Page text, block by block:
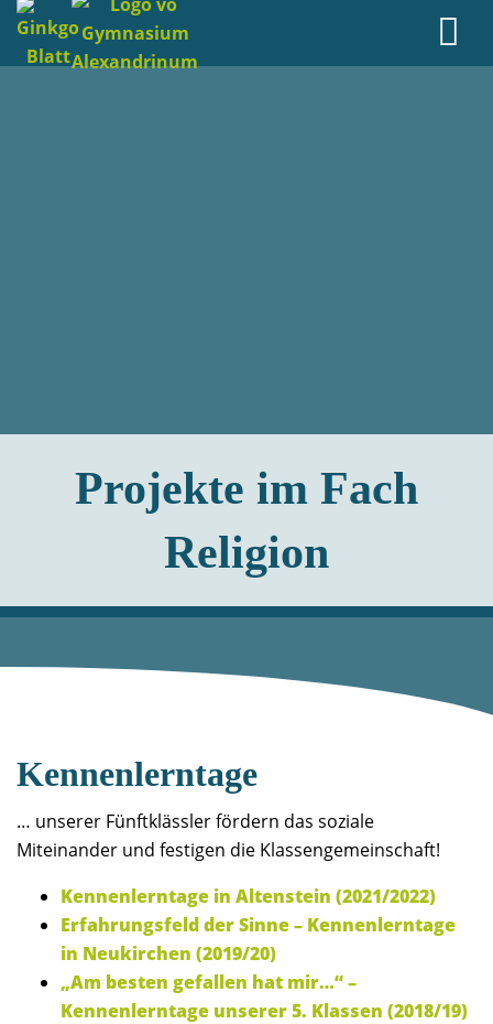
Projekte im Fach
Religion
Kennenlerntage
… unserer Fünftklässler fördern das soziale
Miteinander und festigen die Klassengemeinschaft!
Kennenlerntage in Altenstein (2021/2022)
Erfahrungsfeld der Sinne – Kennenlerntage
in Neukirchen (2019/20)
„Am besten gefallen hat mir…“ –
Kennenlerntage unserer 5. Klassen (2018/19)